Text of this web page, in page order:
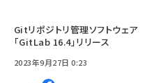
Gitリポジトリ管理ソフトウェア
「GitLab 16.4」リリース
2023年9月27日 0:23